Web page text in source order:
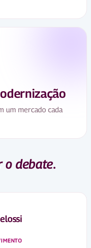
um mercado cada
o debate.